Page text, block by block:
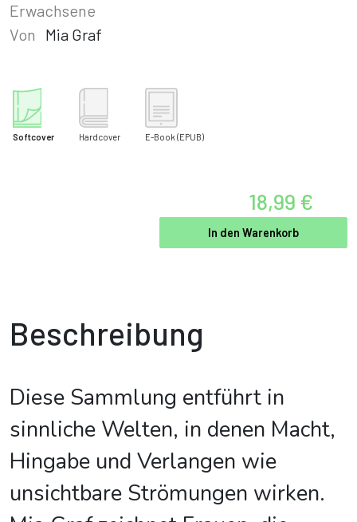
Erwachsene
Von
Mia Graf
Softcover Hardcover E-Book (EPUB)
18,99 €
In den Warenkorb
Beschreibung
Diese Sammlung entführt in
sinnliche Welten, in denen Macht,
Hingabe und Verlangen wie
unsichtbare Strömungen wirken.